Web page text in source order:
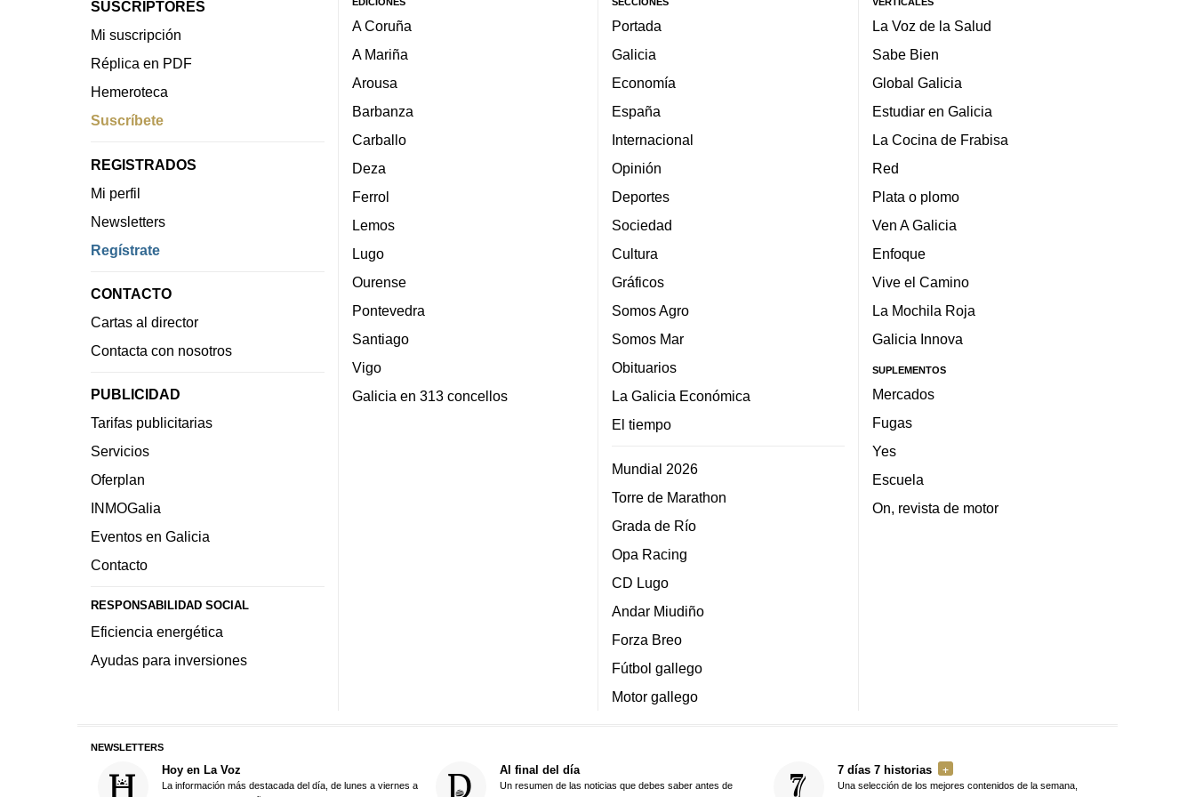
SUSCRIPTORES
Mi suscripción
Réplica en PDF
Hemeroteca
Suscríbete
REGISTRADOS
Mi perfil
Newsletters
Regístrate
CONTACTO
Cartas al director
Contacta con nosotros
PUBLICIDAD
Tarifas publicitarias
Servicios
Oferplan
INMOGalia
Eventos en Galicia
Contacto
RESPONSABILIDAD SOCIAL
Eficiencia energética
Ayudas para inversiones
A Coruña
A Mariña
Arousa
Barbanza
Carballo
Deza
Ferrol
Lemos
Lugo
Ourense
Pontevedra
Santiago
Vigo
Galicia en 313 concellos
Portada
Galicia
Economía
España
Internacional
Opinión
Deportes
Sociedad
Cultura
Gráficos
Somos Agro
Somos Mar
Obituarios
La Galicia Económica
El tiempo
Mundial 2026
Torre de Marathon
Grada de Río
Opa Racing
CD Lugo
Andar Miudiño
Forza Breo
Fútbol gallego
Motor gallego
La Voz de la Salud
Sabe Bien
Global Galicia
Estudiar en Galicia
La Cocina de Frabisa
Red
Plata o plomo
Ven A Galicia
Enfoque
Vive el Camino
La Mochila Roja
Galicia Innova
SUPLEMENTOS
Mercados
Fugas
Yes
Escuela
On, revista de motor
NEWSLETTERS
Hoy en La Voz
La información más destacada del día, de lunes a viernes a
Al final del día
Un resumen de las noticias que debes saber antes de
7 días 7 historias
Una selección de los mejores contenidos de la semana,